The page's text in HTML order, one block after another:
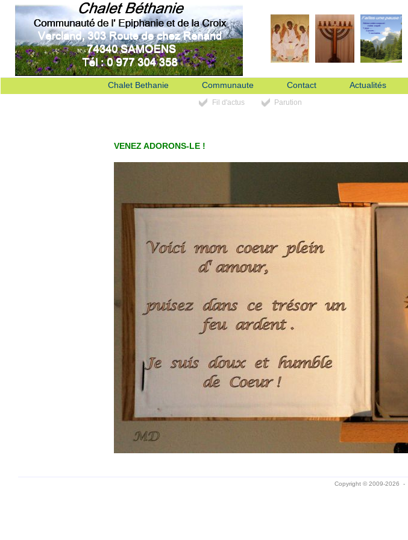
Chalet Bethanie Communaute Contact Actualités
Fil d'actus Parution
VENEZ ADORONS-LE !
Copyright © 2009-2026 -